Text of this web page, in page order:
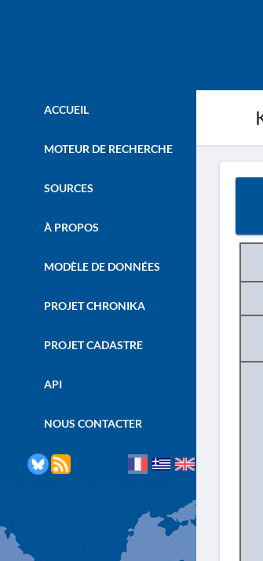
ACCUEIL
MOTEUR DE RECHERCHE
SOURCES
À PROPOS
MODÈLE DE DONNÉES
PROJET CHRONIKA
PROJET CADASTRE
API
NOUS CONTACTER